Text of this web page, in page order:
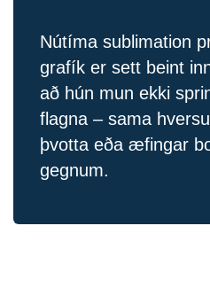
Nútíma sublimation
grafík er sett beint
að hún mun ekki
flagna – sama
þvotta eða æfingar
gegnum.